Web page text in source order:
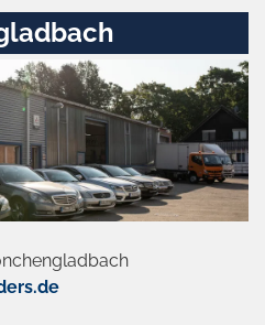
und